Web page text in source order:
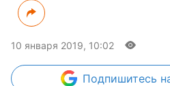
10 января 2019, 10:02
Подпишитесь